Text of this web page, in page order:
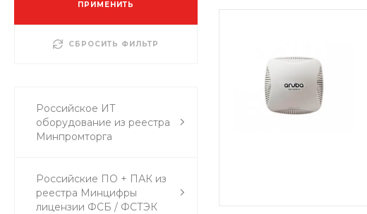
ПРИМЕНИТЬ
СБРОСИТЬ ФИЛЬТР
Российское ИТ
оборудование из реестра
Минпромторга
Российские ПО + ПАК из
реестра Минцифры
лицензии ФСБ / ФСТЭК